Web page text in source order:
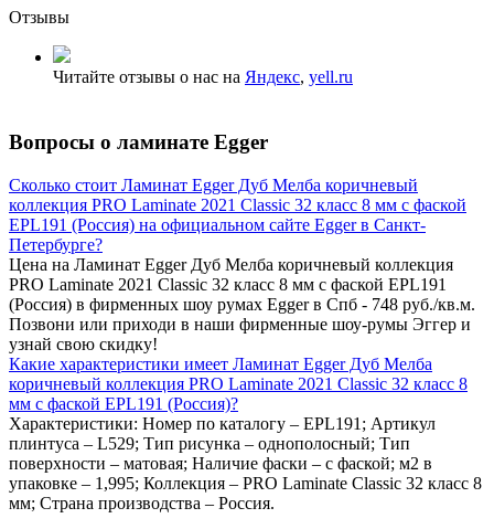
Отзывы
Читайте отзывы о нас на Яндекс, yell.ru
Вопросы о ламинате Egger
Сколько стоит Ламинат Egger Дуб Мелба коричневый
коллекция PRO Laminate 2021 Classic 32 класс 8 мм с фаской
EPL191 (Россия) на официальном сайте Egger в Санкт-
Петербурге?
Цена на Ламинат Egger Дуб Мелба коричневый коллекция
PRO Laminate 2021 Classic 32 класс 8 мм с фаской EPL191
(Россия) в фирменных шоу румах Egger в Спб - 748 руб./кв.м.
Позвони или приходи в наши фирменные шоу-румы Эггер и
узнай свою скидку!
Какие характеристики имеет Ламинат Egger Дуб Мелба
коричневый коллекция PRO Laminate 2021 Classic 32 класс 8
мм с фаской EPL191 (Россия)?
Характеристики: Номер по каталогу – EPL191; Артикул
плинтуса – L529; Тип рисунка – однополосный; Тип
поверхности – матовая; Наличие фаски – с фаской; м2 в
упаковке – 1,995; Коллекция – PRO Laminate Classic 32 класс 8
мм; Страна производства – Россия.